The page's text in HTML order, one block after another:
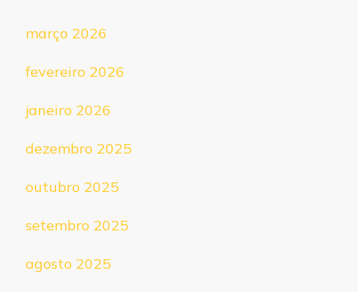
março 2026
fevereiro 2026
janeiro 2026
dezembro 2025
outubro 2025
setembro 2025
agosto 2025